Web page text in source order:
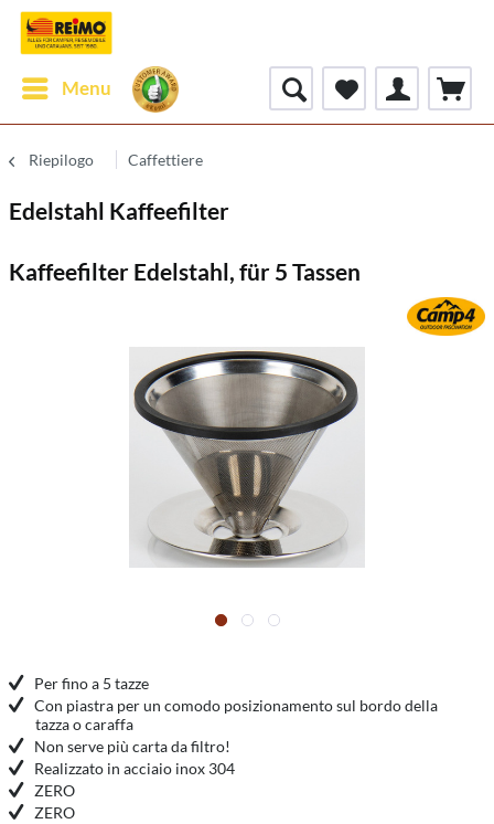
Menu
Riepilogo Caffettiere
Edelstahl Kaffeefilter
Kaffeefilter Edelstahl, für 5 Tassen
Per fino a 5 tazze
Con piastra per un comodo posizionamento sul bordo della
tazza o caraffa
Non serve più carta da filtro!
Realizzato in acciaio inox 304
ZERO
ZERO